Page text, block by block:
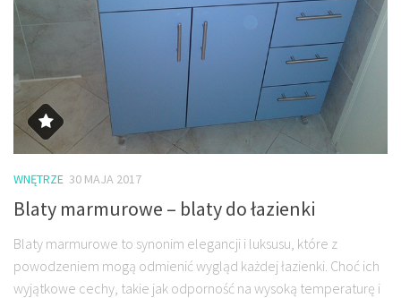
WNĘTRZE 30 MAJA 2017
Blaty marmurowe – blaty do łazienki
Blaty marmurowe to synonim elegancji i luksusu, które z
powodzeniem mogą odmienić wygląd każdej łazienki. Choć ich
wyjątkowe cechy, takie jak odporność na wysoką temperaturę i